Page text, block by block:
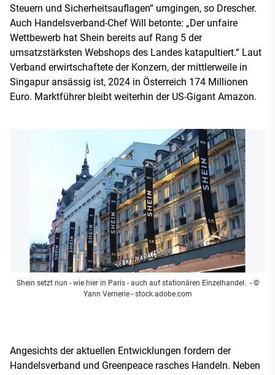
Steuern und Sicherheitsauflagen“ umgingen, so Drescher.
Auch Handelsverband-Chef Will betonte: „Der unfaire
Wettbewerb hat Shein bereits auf Rang 5 der
umsatzstärksten Webshops des Landes katapultiert.“ Laut
Verband erwirtschaftete der Konzern, der mittlerweile in
Singapur ansässig ist, 2024 in Österreich 174 Millionen
Euro. Marktführer bleibt weiterhin der US-Gigant Amazon.
Shein setzt nun - wie hier in Paris - auch auf stationären Einzelhandel. - ©
Yann Vernerie - stock.adobe.com
Angesichts der aktuellen Entwicklungen fordern der
Handelsverband und Greenpeace rasches Handeln. Neben